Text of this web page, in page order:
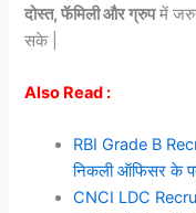
दोस्त, फॅमिली और ग्रुपमें
सके |
Also Read :
RBI Grade B
निकली ऑफिसर के
CNCI LDC